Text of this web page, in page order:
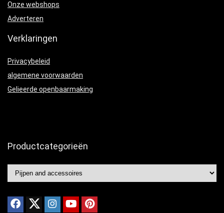
Onze webshops
Adverteren
Verklaringen
Privacybeleid
algemene voorwaarden
Gelieerde openbaarmaking
Productcategorieën